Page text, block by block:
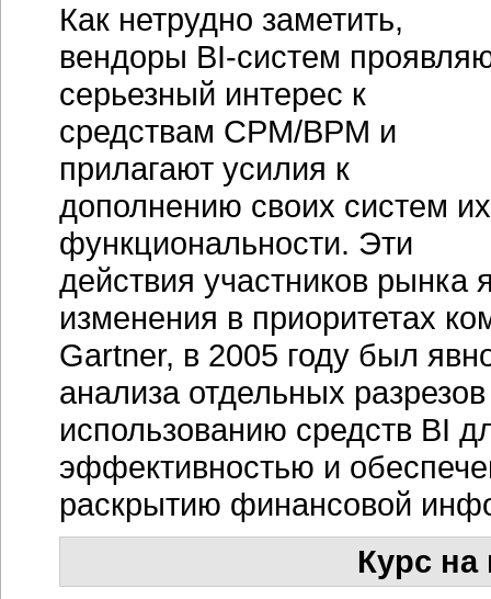
Как нетрудно заметить,
вендоры BI-систем
серьезный интерес к
средствам CPM/BPM и
прилагают усилия к
дополнению своих систем их
функциональности. Эти
действия участников
изменения в приоритетах
Gartner, в 2005 году был
анализа отдельных
использованию средств BI
эффективностью и
раскрытию финансовой
Курс